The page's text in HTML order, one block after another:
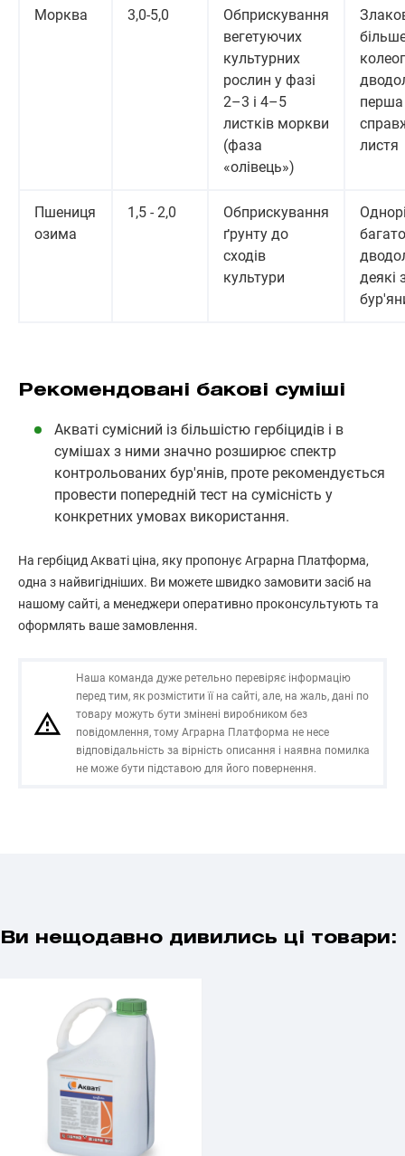
Морква 3,0-5,0
Обприскування
вегетуючих
культурних
рослин у фазі
2–3 і 4–5
листків моркви
(фаза
«олівець»)
листя
Пшениця
озима
1,5 - 2,0
Обприскування
ґрунту до
сходів
культури
деякі
Рекомендовані бакові суміші
Акваті сумісний із більшістю гербіцидів і в
сумішах з ними значно розширює спектр
контрольованих бур'янів, проте рекомендується
провести попередній тест на сумісність у
конкретних умовах використання.
На гербіцид Акваті ціна, яку пропонує Аграрна Платформа,
одна з найвигідніших. Ви можете швидко замовити засіб на
нашому сайті, а менеджери оперативно проконсультують та
оформлять ваше замовлення.
Наша команда дуже ретельно перевіряє інформацію
перед тим, як розмістити її на сайті, але, на жаль, дані по
товару можуть бути змінені виробником без
повідомлення, тому Аграрна Платформа не несе
відповідальність за вірність описання і наявна помилка
не може бути підставою для його повернення.
Ви нещодавно дивились ці товари: